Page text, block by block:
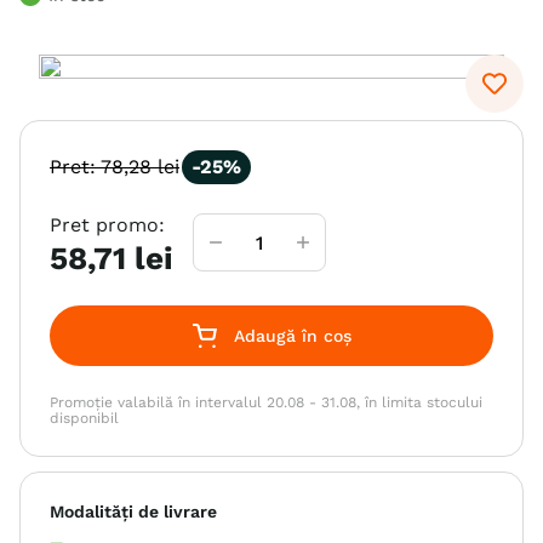
7. hypoallergenic
8. acana
9. brit caini
Pret:78,28 lei -25%
Pret promo:
58,71 lei
Adaugă în coș
Promoție valabilă în intervalul 20.08 - 31.08, în limita stocului
disponibil
Modalități de livrare